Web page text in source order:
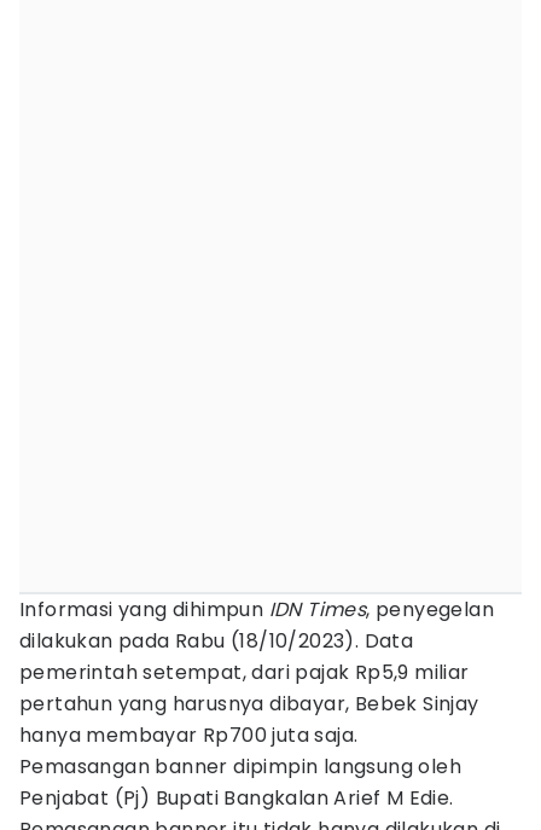
Informasi yang dihimpun IDN Times, penyegelan
dilakukan pada Rabu (18/10/2023). Data
pemerintah setempat, dari pajak Rp5,9 miliar
pertahun yang harusnya dibayar, Bebek Sinjay
hanya membayar Rp700 juta saja.
Pemasangan banner dipimpin langsung oleh
Penjabat (Pj) Bupati Bangkalan Arief M Edie.